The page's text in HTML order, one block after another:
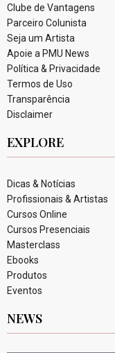
Clube de Vantagens
Parceiro Colunista
Seja um Artista
Apoie a PMU News
Política & Privacidade
Termos de Uso
Transparência
Disclaimer
EXPLORE
Dicas & Notícias
Profissionais & Artistas
Cursos Online
Cursos Presenciais
Masterclass
Ebooks
Produtos
Eventos
NEWS